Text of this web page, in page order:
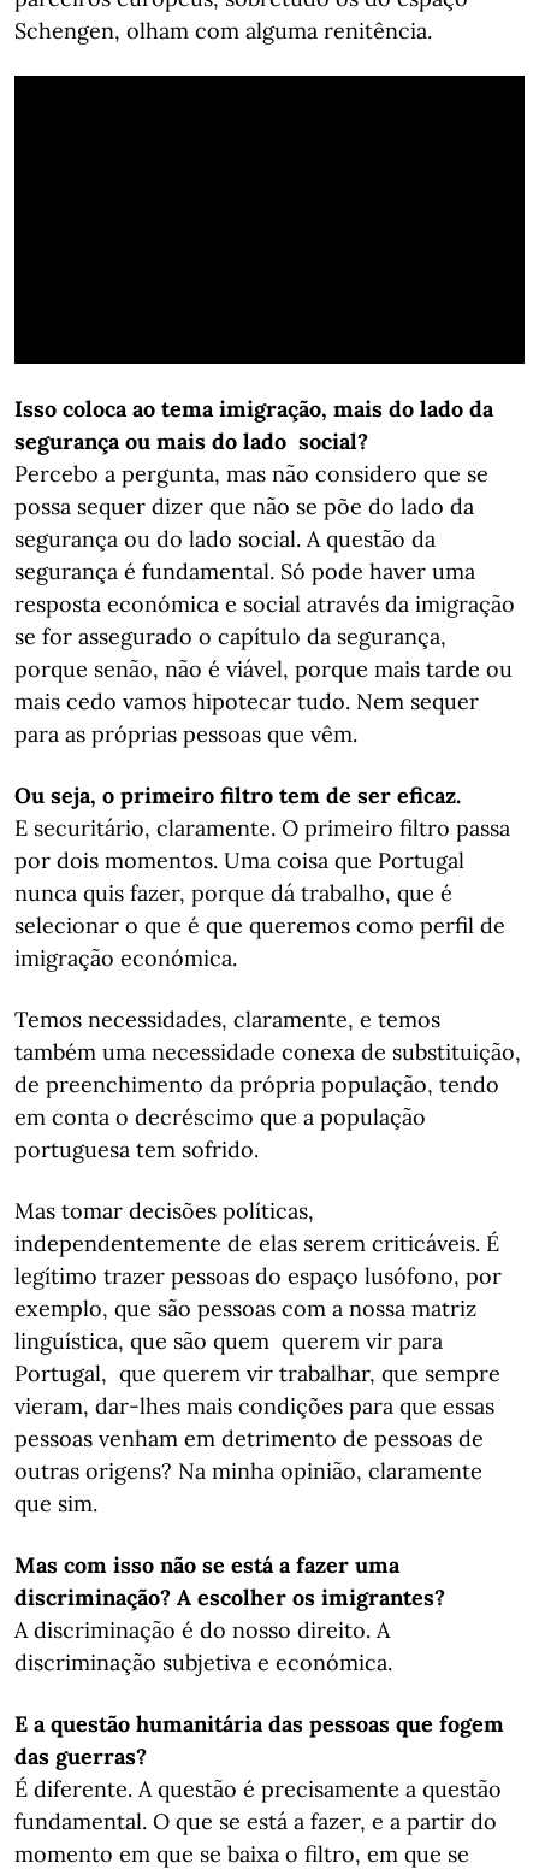
Schengen, olham com alguma renitência.
Isso coloca ao tema imigração, mais do lado da
segurança ou mais do lado social?
Percebo a pergunta, mas não considero que se
possa sequer dizer que não se põe do lado da
segurança ou do lado social. A questão da
segurança é fundamental. Só pode haver uma
resposta económica e social através da imigração
se for assegurado o capítulo da segurança,
porque senão, não é viável, porque mais tarde ou
mais cedo vamos hipotecar tudo. Nem sequer
para as próprias pessoas que vêm.
Ou seja, o primeiro filtro tem de ser eficaz.
E securitário, claramente. O primeiro filtro passa
por dois momentos. Uma coisa que Portugal
nunca quis fazer, porque dá trabalho, que é
selecionar o que é que queremos como perfil de
imigração económica.
Temos necessidades, claramente, e temos
também uma necessidade conexa de substituição,
de preenchimento da própria população, tendo
em conta o decréscimo que a população
portuguesa tem sofrido.
Mas tomar decisões políticas,
independentemente de elas serem criticáveis. É
legítimo trazer pessoas do espaço lusófono, por
exemplo, que são pessoas com a nossa matriz
linguística, que são quem querem vir para
Portugal, que querem vir trabalhar, que sempre
vieram, dar-lhes mais condições para que essas
pessoas venham em detrimento de pessoas de
outras origens? Na minha opinião, claramente
que sim.
Mas com isso não se está a fazer uma
discriminação? A escolher os imigrantes?
A discriminação é do nosso direito. A
discriminação subjetiva e económica.
E a questão humanitária das pessoas que fogem
das guerras?
É diferente. A questão é precisamente a questão
fundamental. O que se está a fazer, e a partir do
momento em que se baixa o filtro, em que se